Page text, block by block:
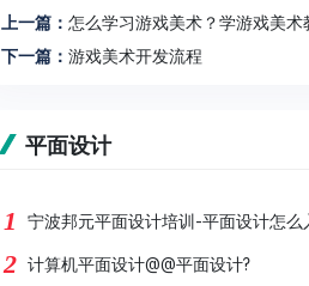
上一篇： 怎么学习游戏美术？学游戏美术
下一篇： 游戏美术开发流程
平面设计
1 宁波邦元平面设计培训-平面设计怎么
2 计算机平面设计@@平面设计?